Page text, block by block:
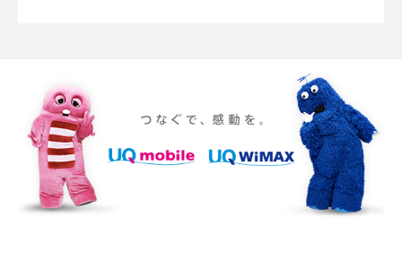
iPhone 16eとiPhone SE（第3世代）の違いは？サイズやスペックを比較して解説
iPhone 16eとiPhone 14を徹底比較！スペック・機能の違いをわかりやすく紹介
iPhone 16シリーズのモデルを比較！価格・サイズ・カメラ性能の違いを徹底解説
iPhone 16とiPhone 15の違いは？カメラ・スペック・機能を徹底比較